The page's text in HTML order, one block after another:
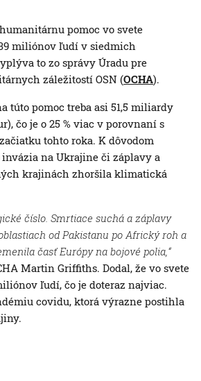
pomoc vo svete
miliónov ľudí v siedmich
to zo správy Úradu pre
záležitostí OSN (OCHA).
túto pomoc treba asi 51,5 miliardy
čo je o 25 % viac v porovnaní s
tohto roka. K dôvodom
na Ukrajine či záplavy a
krajinách zhoršila klimatická
číslo. Smrtiace suchá a záplavy
od Pakistanu po Africký roh a
časť Európy na bojové polia,“
Martin Griffiths. Dodal, že vo svete
ľudí, čo je doteraz najviac.
covidu, ktorá výrazne postihla